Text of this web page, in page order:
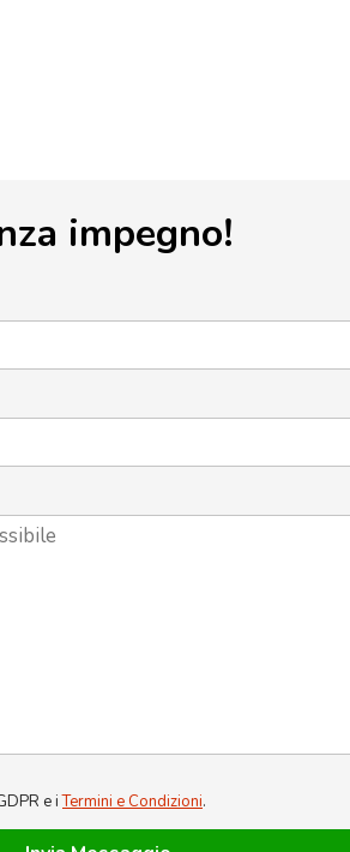
impegno!
e iTermini e Condizioni.